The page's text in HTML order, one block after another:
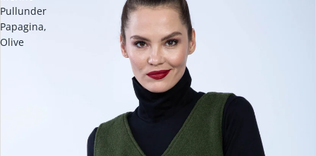
Pullunder
Papagina,
Olive